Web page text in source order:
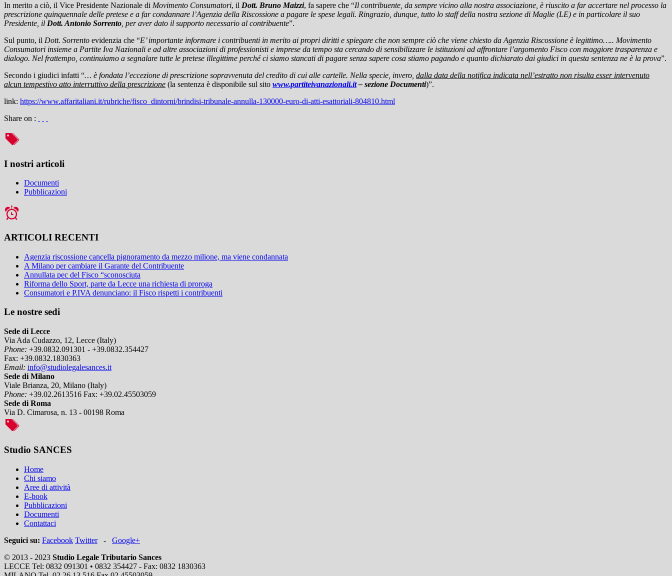
In merito a ciò, il Vice Presidente Nazionale di Movimento Consumatori, il Dott. Bruno Maizzi, fa sapere che “Il contribuente, da sempre vicino alla nostra associazione, è riuscito a far accertare nel processo la
prescrizione quinquennale delle pretese e a far condannare l’Agenzia della Riscossione a pagare le spese legali. Ringrazio, dunque, tutto lo staff della nostra sezione di Maglie (LE) e in particolare il suo
Presidente, il Dott. Antonio Sorrento , per aver dato il supporto necessario al contribuente”.
Sul punto, il Dott. Sorrento evidenzia che “E’ importante informare i contribuenti in merito ai propri diritti e spiegare che non sempre ciò che viene chiesto da Agenzia Riscossione è legittimo….. Movimento
Consumatori insieme a Partite Iva Nazionali e ad altre associazioni di professionisti e imprese da tempo sta cercando di sensibilizzare le istituzioni ad affrontare l’argomento Fisco con maggiore trasparenza e
dialogo. Nel frattempo, continuiamo a segnalare tutte le pretese illegittime perché ci siamo stancati di pagare senza sapere cosa stiamo pagando e quanto dichiarato dai giudici in questa sentenza ne è la prova”.
Secondo i giudici infatti “… è fondata l’eccezione di prescrizione sopravvenuta del credito di cui alle cartelle. Nella specie, invero, dalla data della notifica indicata nell’estratto non risulta esser intervenuto
alcun tempestivo atto interruttivo della prescrizione (la sentenza è disponibile sul sito www.partiteivanazionali.it– sezione Documenti)”.
link: https://www.affaritaliani.it/rubriche/fisco_dintorni/brindisi-tribunale-annulla-130000-euro-di-atti-esattoriali-804810.html
Share on :
I nostri articoli
Documenti
Pubblicazioni
ARTICOLI RECENTI
Agenzia riscossione cancella pignoramento da mezzo milione, ma viene condannata
A Milano per cambiare il Garante del Contribuente
Annullata pec del Fisco “sconosciuta
Riforma dello Sport, parte da Lecce una richiesta di proroga
Consumatori e P.IVA denunciano: il Fisco rispetti i contribuenti
Le nostre sedi
Sede di Lecce
Via Ada Cudazzo, 12, Lecce (Italy)
Phone: +39.0832.091301 - +39.0832.354427
Fax: +39.0832.1830363
Email: info@studiolegalesances.it
Sede di Milano
Viale Brianza, 20, Milano (Italy)
Phone: +39.02.2613516 Fax: +39.02.45503059
Sede di Roma
Via D. Cimarosa, n. 13 - 00198 Roma
Studio SANCES
Home
Chi siamo
Aree di attività
E-book
Pubblicazioni
Documenti
Contattaci
Seguici su: Facebook Twitter- Google+
© 2013 - 2023 Studio Legale Tributario Sances
LECCE Tel: 0832 091301 • 0832 354427 - Fax: 0832 1830363